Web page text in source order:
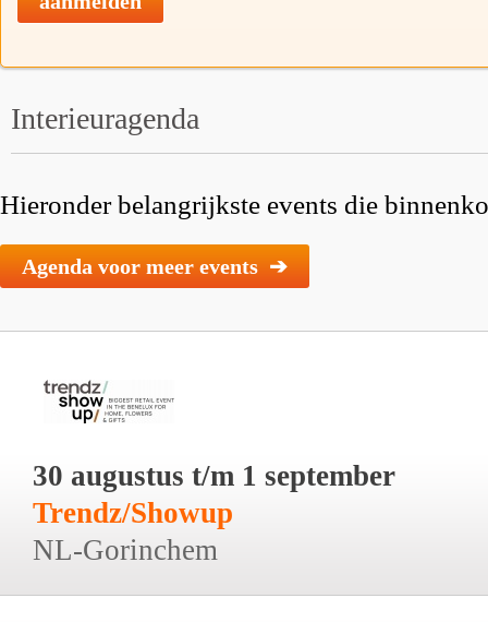
Interieuragenda
Hieronder belangrijkste events die
Agenda voor meer events ➔
30 augustus t/m 1 september
Trendz/Showup
NL-Gorinchem